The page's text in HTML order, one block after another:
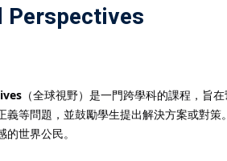
（全球視野）是一門跨學科的課程，旨
義等問題，並鼓勵學生提出解決方案或對
世界公民。